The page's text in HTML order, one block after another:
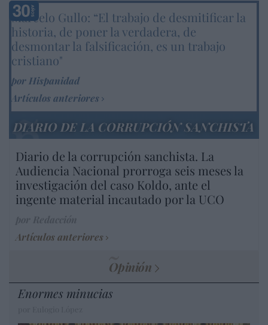
Marcelo Gullo: “El trabajo de desmitificar la
historia, de poner la verdadera, de
desmontar la falsificación, es un trabajo
cristiano"
por Hispanidad
Artículos anteriores
DIARIO DE LA CORRUPCIÓN SANCHISTA
Diario de la corrupción sanchista. La
Audiencia Nacional prorroga seis meses la
investigación del caso Koldo, ante el
ingente material incautado por la UCO
Artículos anteriores
Opinión
Enormes minucias